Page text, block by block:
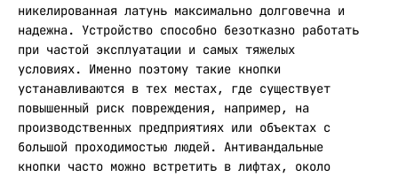
никелированная латунь максимально долговечна и
надежна. Устройство способно безотказно работать
при частой эксплуатации и самых тяжелых
условиях. Именно поэтому такие кнопки
устанавливаются в тех местах, где существует
повышенный риск повреждения, например, на
производственных предприятиях или объектах с
большой проходимостью людей. Антивандальные
кнопки часто можно встретить в лифтах, около